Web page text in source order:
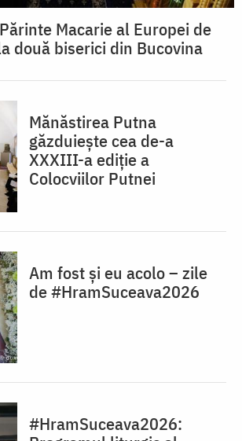
Macarie al Europei de
două biserici din Bucovina
Mănăstirea Putna
găzduiește cea de-a
XXXIII-a ediție a
Colocviilor Putnei
Am fost și eu acolo – zile
de #HramSuceava2026
#HramSuceava2026: